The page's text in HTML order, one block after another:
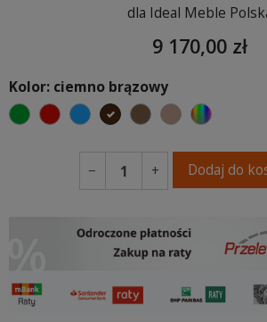
dla Ideal Meble
9 170,00 zł
Kolor: ciemno brązowy
zielonyczerwonyniebieskiciemno brązowy
brązowyjasnobrązowy
wybór
− + Dodaj do